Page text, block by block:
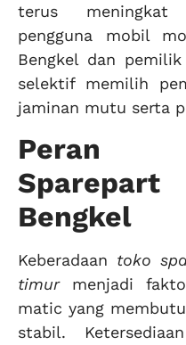
terus meningkat
pengguna mobil
Bengkel dan
selektif memilih
jaminan mutu serta
Peran
Bengkel
Keberadaan toko
timurmenjadi
matic yang
stabil.